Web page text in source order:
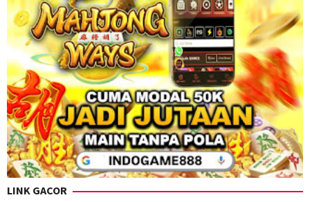
LINK GACOR